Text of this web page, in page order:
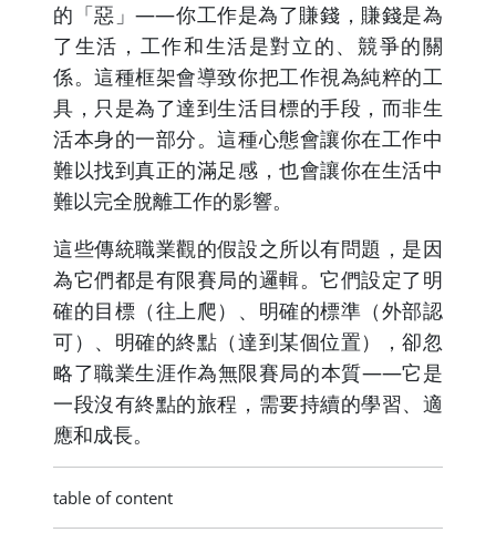
的「惡」——你工作是為了賺錢，賺錢是為
了生活，工作和生活是對立的、競爭的關
係。這種框架會導致你把工作視為純粹的工
具，只是為了達到生活目標的手段，而非生
活本身的一部分。這種心態會讓你在工作中
難以找到真正的滿足感，也會讓你在生活中
難以完全脫離工作的影響。
這些傳統職業觀的假設之所以有問題，是因
為它們都是有限賽局的邏輯。它們設定了明
確的目標（往上爬）、明確的標準（外部認
可）、明確的終點（達到某個位置），卻忽
略了職業生涯作為無限賽局的本質——它是
一段沒有終點的旅程，需要持續的學習、適
應和成長。
table of content